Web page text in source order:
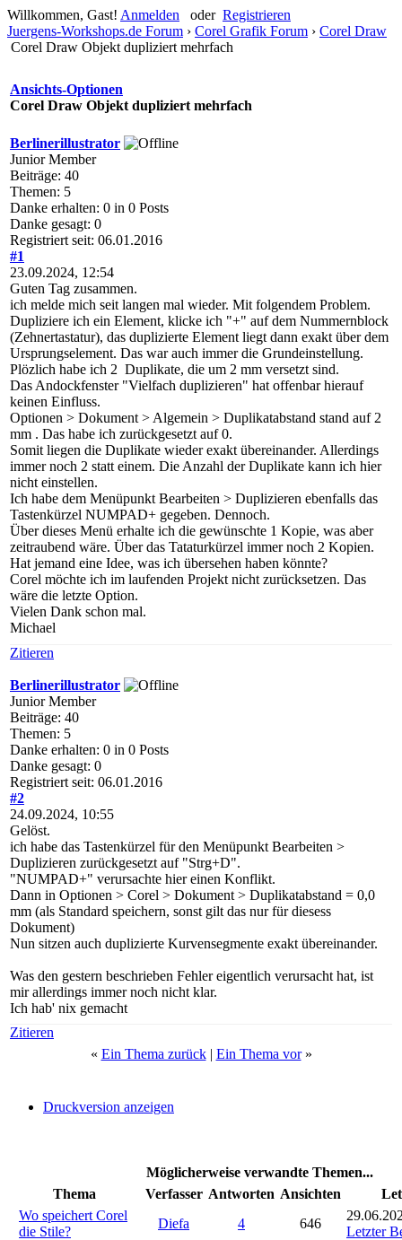
Willkommen, Gast! Anmelden oder Registrieren
Juergens-Workshops.de Forum › Corel Grafik Forum › Corel Draw
Corel Draw Objekt dupliziert mehrfach
Ansichts-Optionen
Corel Draw Objekt dupliziert mehrfach
Berlinerillustrator
Junior Member
Beiträge: 40
Themen: 5
Danke erhalten: 0 in 0 Posts
Danke gesagt: 0
Registriert seit: 06.01.2016
#1
23.09.2024, 12:54
Guten Tag zusammen.
ich melde mich seit langen mal wieder. Mit folgendem Problem.
Dupliziere ich ein Element, klicke ich "+" auf dem Nummernblock
(Zehnertastatur), das duplizierte Element liegt dann exakt über dem
Ursprungselement. Das war auch immer die Grundeinstellung.
Plözlich habe ich 2 Duplikate, die um 2 mm versetzt sind.
Das Andockfenster "Vielfach duplizieren" hat offenbar hierauf
keinen Einfluss.
Optionen > Dokument > Algemein > Duplikatabstand stand auf 2
mm . Das habe ich zurückgesetzt auf 0.
Somit liegen die Duplikate wieder exakt übereinander. Allerdings
immer noch 2 statt einem. Die Anzahl der Duplikate kann ich hier
nicht einstellen.
Ich habe dem Menüpunkt Bearbeiten > Duplizieren ebenfalls das
Tastenkürzel NUMPAD+ gegeben. Dennoch.
Über dieses Menü erhalte ich die gewünschte 1 Kopie, was aber
zeitraubend wäre. Über das Tataturkürzel immer noch 2 Kopien.
Hat jemand eine Idee, was ich übersehen haben könnte?
Corel möchte ich im laufenden Projekt nicht zurücksetzen. Das
wäre die letzte Option.
Vielen Dank schon mal.
Michael
Zitieren
Berlinerillustrator
Junior Member
Beiträge: 40
Themen: 5
Danke erhalten: 0 in 0 Posts
Danke gesagt: 0
Registriert seit: 06.01.2016
#2
24.09.2024, 10:55
Gelöst.
ich habe das Tastenkürzel für den Menüpunkt Bearbeiten >
Duplizieren zurückgesetzt auf "Strg+D".
"NUMPAD+" verursachte hier einen Konflikt.
Dann in Optionen > Corel > Dokument > Duplikatabstand = 0,0
mm (als Standard speichern, sonst gilt das nur für diesess
Dokument)
Nun sitzen auch duplizierte Kurvensegmente exakt übereinander.
Was den gestern beschrieben Fehler eigentlich verursacht hat, ist
mir allerdings immer noch nicht klar.
Ich hab' nix gemacht
Zitieren
« Ein Thema zurück| Ein Thema vor»
Druckversion anzeigen
Möglicherweise verwandte Themen...
Thema
Verfasser Antworten Ansichten
Wo speichert Corel
die Stile?
Diefa 4 646
Letzter